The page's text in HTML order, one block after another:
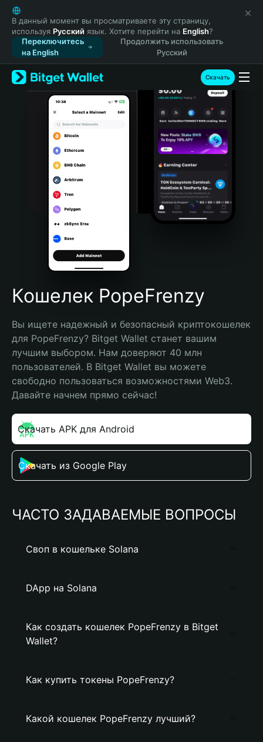
English
日本語
Tiếng Việt
Русский
Español (Latinoamérica)
Türkçe
Italiano
Português (Portugal)
Bahasa Indonesia
Português (Brasil)
Español (Argentina)
В данный момент вы просматриваете эту страницу,
используя Русский язык. Хотите перейти на English?
Переключитесь
на English
Продолжить использовать
Русский
Скачать
Кошелек PopeFrenzy
Вы ищете надежный и безопасный криптокошелек
для PopeFrenzy? Bitget Wallet станет вашим
лучшим выбором. Нам доверяют 40 млн
пользователей. В Bitget Wallet вы можете
свободно пользоваться возможностями Web3.
Давайте начнем прямо сейчас!
Скачать APK для Android
Скачать из Google Play
ЧАСТО ЗАДАВАЕМЫЕ ВОПРОСЫ
Своп в кошельке Solana
DApp на Solana
Как создать кошелек PopeFrenzy в Bitget
Wallet?
Как купить токены PopeFrenzy?
Какой кошелек PopeFrenzy лучший?